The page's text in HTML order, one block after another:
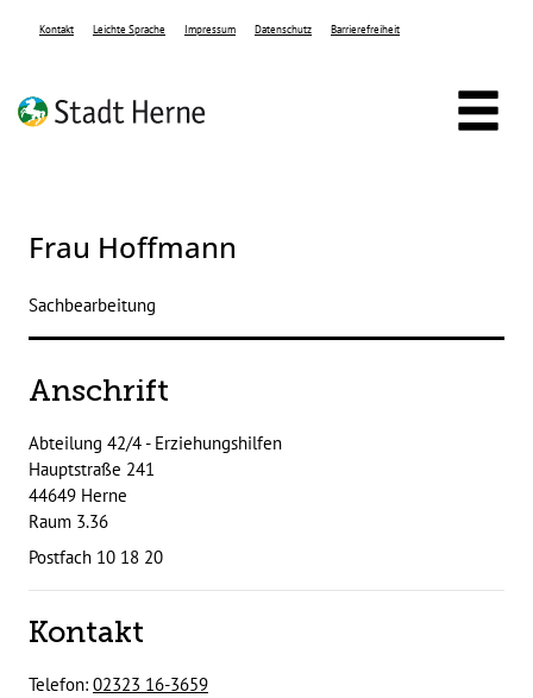
Zum Hauptinhalt springen
Kontakt Leichte Sprache Impressum Datenschutz Barrierefreiheit
Frau Hoffmann
Sachbearbeitung
Anschrift
Abteilung 42/4 - Erziehungshilfen
Hauptstraße 241
44649 Herne
Raum 3.36
Postfach 10 18 20
Kontakt
Telefon: 02323 16-3659